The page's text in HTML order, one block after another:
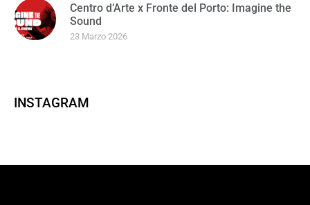
Centro d’Arte x Fronte del Porto: Imagine the
Sound
23 Marzo 2026
INSTAGRAM